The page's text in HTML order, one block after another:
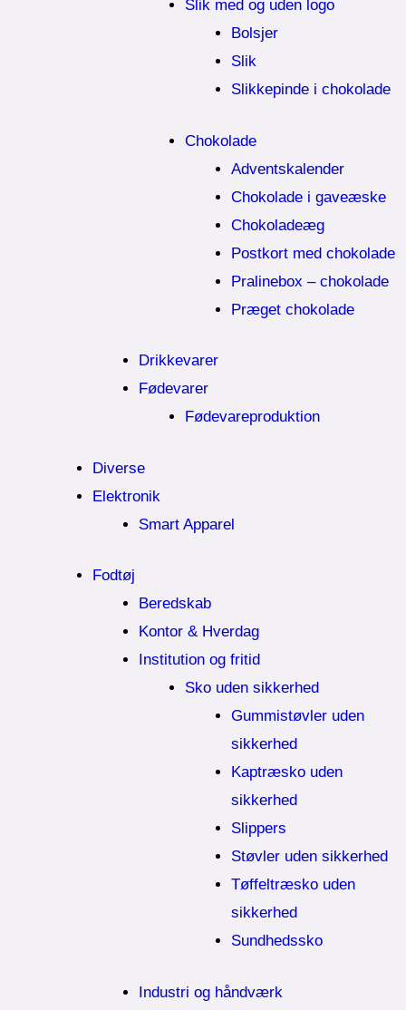
Slik med og uden logo
Bolsjer
Slik
Slikkepinde i chokolade
Chokolade
Adventskalender
Chokolade i gaveæske
Chokoladeæg
Postkort med chokolade
Pralinebox – chokolade
Præget chokolade
Drikkevarer
Fødevarer
Fødevareproduktion
Diverse
Elektronik
Smart Apparel
Fodtøj
Beredskab
Kontor & Hverdag
Institution og fritid
Sko uden sikkerhed
Gummistøvler uden
sikkerhed
Kaptræsko uden
sikkerhed
Slippers
Støvler uden sikkerhed
Tøffeltræsko uden
sikkerhed
Sundhedssko
Industri og håndværk